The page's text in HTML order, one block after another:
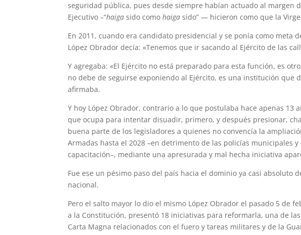
seguridad pública, pues desde siempre habían actuado al margen
Ejecutivo –“haiga sido comohaiga sido” — hicieron como que la
En 2011, cuando era candidato presidencial y se ponía como meta
López Obrador decía: «Tenemos que ir sacando al Ejército de las
Y agregaba: «El Ejército no está preparado para esta función, es
no debe de seguirse exponiendo al Ejército, es una institución que
afirmaba.
Y hoy López Obrador, contrario a lo que postulaba hace apenas 13
que ocupa para intentar disuadir, primero, y después presionar,
buena parte de los legisladores a quienes no convencía la
Armadas hasta el 2028 –en detrimento de las policías municipales
capacitación–, mediante una apresurada y mal hecha iniciativa
Fue ese un pésimo paso del país hacia el dominio ya casi absoluto
nacional.
Pero el salto mayor lo dio el mismo López Obrador el pasado 5 de
a la Constitución, presentó 18 iniciativas para reformarla, una de
Carta Magna relacionados con el fuero y tareas militares y de la